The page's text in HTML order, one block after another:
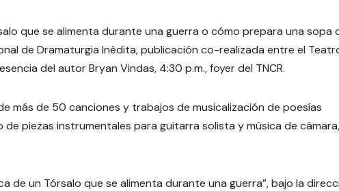
que se alimenta durante una guerra o cómo prepara una sopa
de Dramaturgia Inédita, publicación co-realizada entre el
del autor Bryan Vindas, 4:30 p.m., foyer del TNCR.
más de 50 canciones y trabajos de musicalización de poesías
piezas instrumentales para guitarra solista y música de
de un Tórsalo que se alimenta durante una guerra”, bajo la